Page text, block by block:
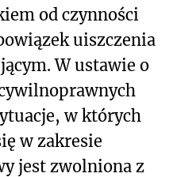
od czynności
uiszczenia
W ustawie o
w których
w zakresie
jest zwolniona z